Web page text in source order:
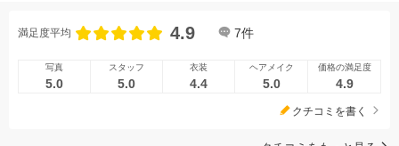
満足度平均 4.9 7件
写真
5.0
スタッフ
5.0
衣装
4.4
ヘアメイク
5.0
価格の満足度
4.9
クチコミを書く